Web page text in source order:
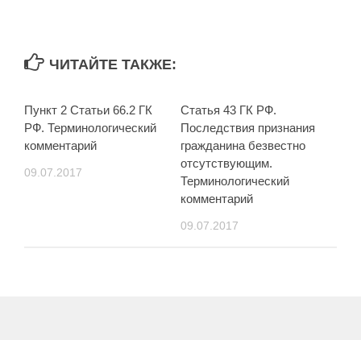
ЧИТАЙТЕ ТАКЖЕ:
Пункт 2 Статьи 66.2 ГК
РФ. Терминологический
комментарий
09.07.2017
Статья 43 ГК РФ.
Последствия признания
гражданина безвестно
отсутствующим.
Терминологический
комментарий
09.07.2017